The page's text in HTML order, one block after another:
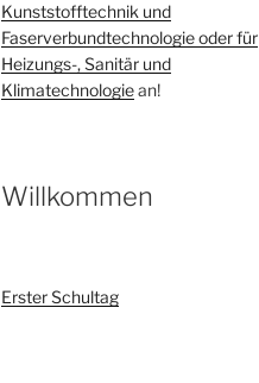
Kunststofftechnik und
Faserverbundtechnologie oder für
Heizungs-, Sanitär und
Klimatechnologiean!
Willkommen
Erster Schultag